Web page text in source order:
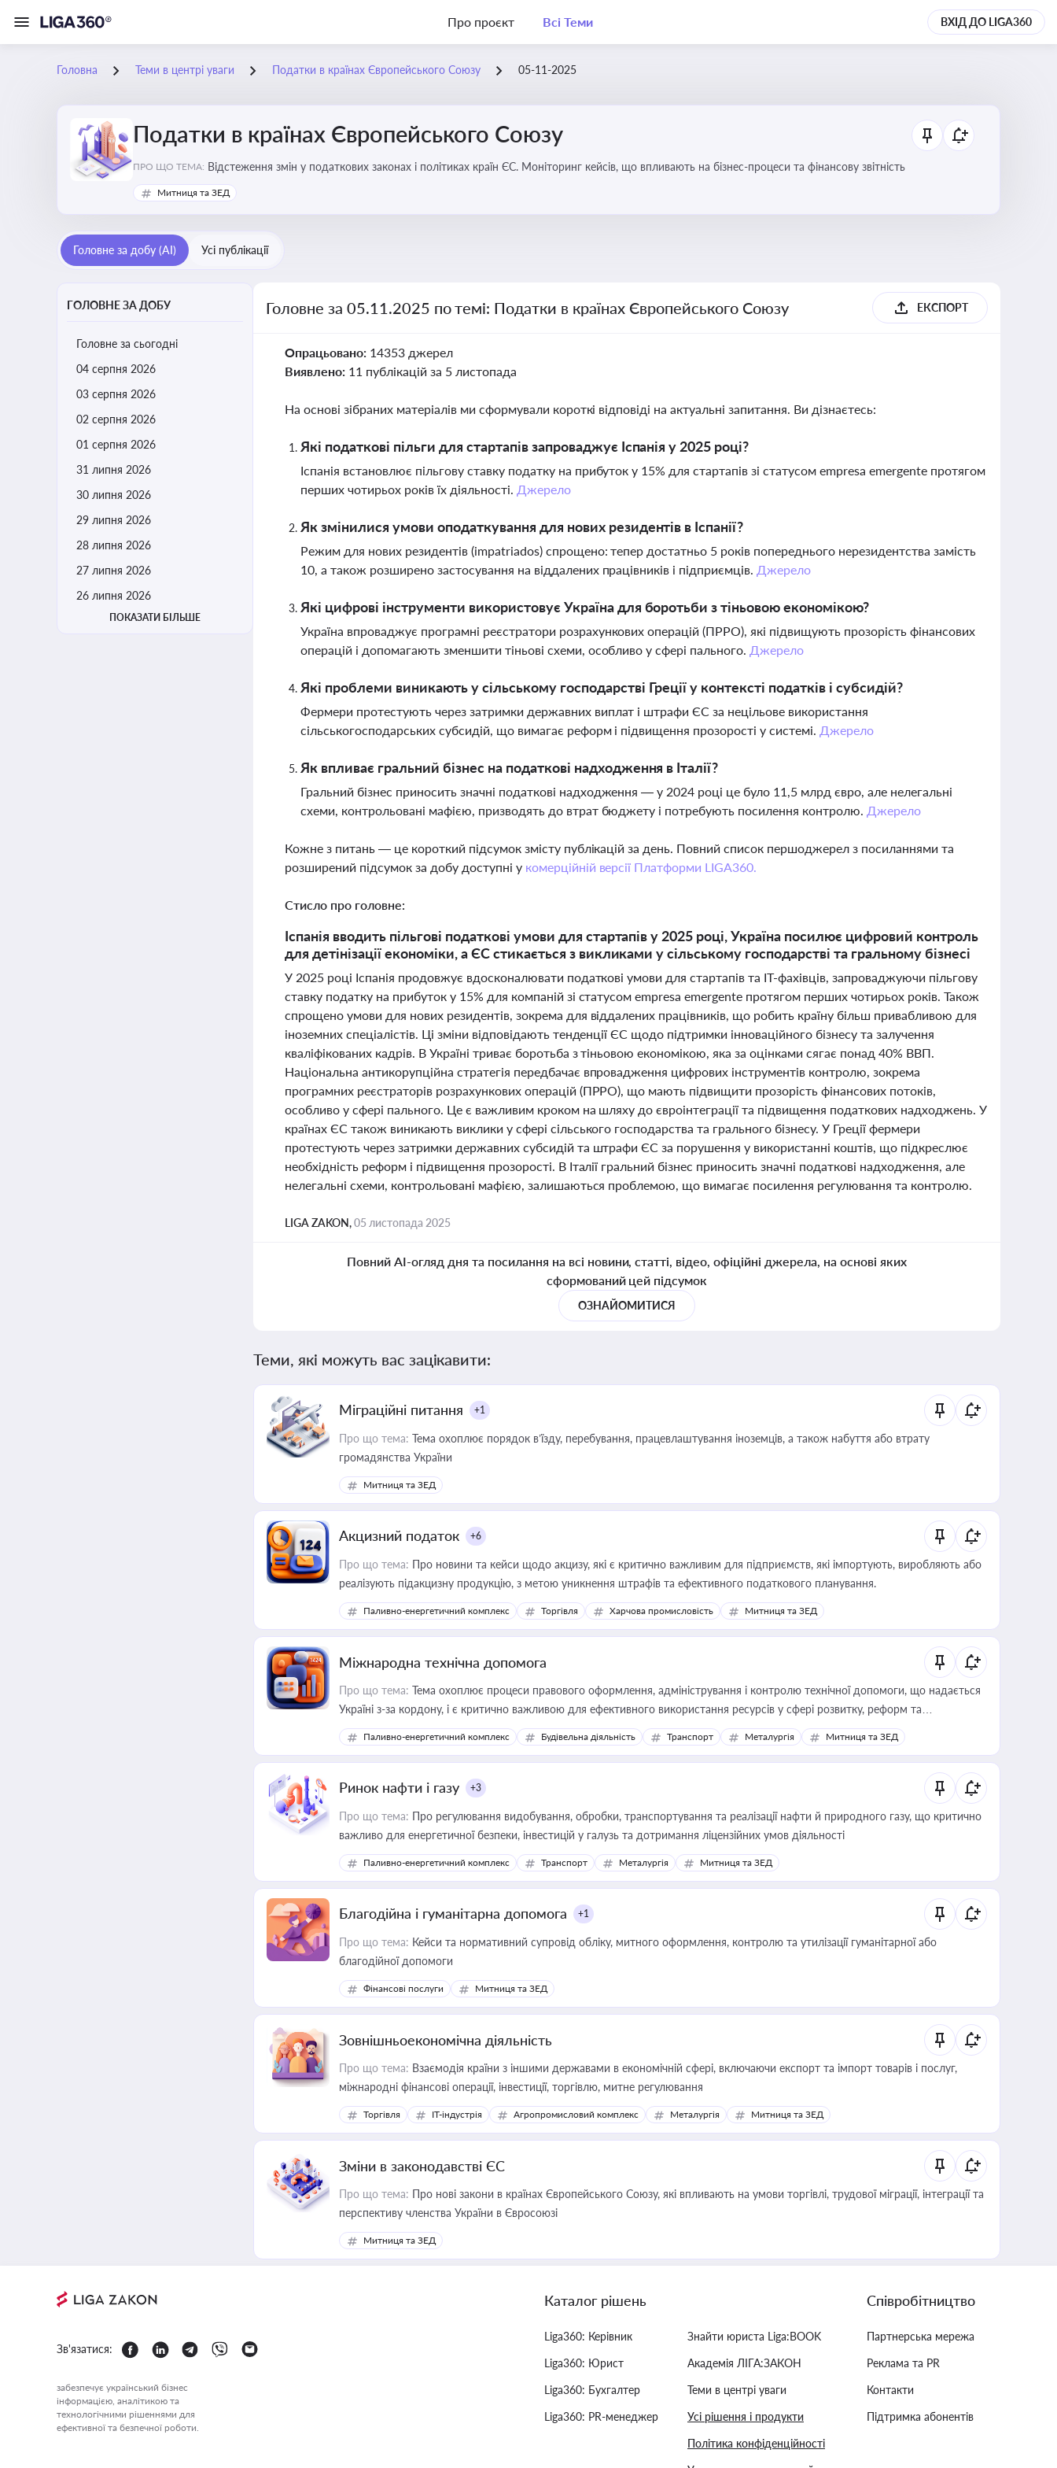
Про проєкт Всі Теми ВХІД ДО LIGA360
Головна Теми в центрі уваги Податки в країнах Європейського Союзу 05-11-2025
Податки в країнах Європейського Союзу
ПРО ЩО ТЕМА: Відстеження змін у податкових законах і політиках країн ЄС. Моніторинг кейсів, що впливають на бізнес-процеси та фінансову звітність
Митниця та ЗЕД
Головне за добу (AI) Усі публікації
ГОЛОВНЕ ЗА ДОБУ
Головне за сьогодні
04 серпня 2026
03 серпня 2026
02 серпня 2026
01 серпня 2026
31 липня 2026
30 липня 2026
29 липня 2026
28 липня 2026
27 липня 2026
26 липня 2026
ПОКАЗАТИ БІЛЬШЕ
Головне за 05.11.2025 по темі: Податки в країнах Європейського Союзу ЕКСПОРТ
Опрацьовано: 14353 джерел
Виявлено: 11 публікацій за 5 листопада
На основі зібраних матеріалів ми сформували короткі відповіді на актуальні запитання. Ви дізнаєтесь:
Які податкові пільги для стартапів запроваджує Іспанія у 2025 році?
Іспанія встановлює пільгову ставку податку на прибуток у 15% для стартапів зі статусом empresa emergente протягом
перших чотирьох років їх діяльності. Джерело
Як змінилися умови оподаткування для нових резидентів в Іспанії?
Режим для нових резидентів (impatriados) спрощено: тепер достатньо 5 років попереднього нерезидентства замість
10, а також розширено застосування на віддалених працівників і підприємців. Джерело
Які цифрові інструменти використовує Україна для боротьби з тіньовою економікою?
Україна впроваджує програмні реєстратори розрахункових операцій (ПРРО), які підвищують прозорість фінансових
операцій і допомагають зменшити тіньові схеми, особливо у сфері пального. Джерело
Які проблеми виникають у сільському господарстві Греції у контексті податків і субсидій?
Фермери протестують через затримки державних виплат і штрафи ЄС за нецільове використання
сільськогосподарських субсидій, що вимагає реформ і підвищення прозорості у системі. Джерело
Як впливає гральний бізнес на податкові надходження в Італії?
Гральний бізнес приносить значні податкові надходження — у 2024 році це було 11,5 млрд євро, але нелегальні
схеми, контрольовані мафією, призводять до втрат бюджету і потребують посилення контролю. Джерело
Кожне з питань — це короткий підсумок змісту публікацій за день. Повний список першоджерел з посиланнями та
розширений підсумок за добу доступні у комерційній версії Платформи LIGA360.
Стисло про головне:
Іспанія вводить пільгові податкові умови для стартапів у 2025 році, Україна посилює цифровий контроль
для детінізації економіки, а ЄС стикається з викликами у сільському господарстві та гральному бізнесі
У 2025 році Іспанія продовжує вдосконалювати податкові умови для стартапів та IT-фахівців, запроваджуючи пільгову
ставку податку на прибуток у 15% для компаній зі статусом empresa emergente протягом перших чотирьох років. Також
спрощено умови для нових резидентів, зокрема для віддалених працівників, що робить країну більш привабливою для
іноземних спеціалістів. Ці зміни відповідають тенденції ЄС щодо підтримки інноваційного бізнесу та залучення
кваліфікованих кадрів. В Україні триває боротьба з тіньовою економікою, яка за оцінками сягає понад 40% ВВП.
Національна антикорупційна стратегія передбачає впровадження цифрових інструментів контролю, зокрема
програмних реєстраторів розрахункових операцій (ПРРО), що мають підвищити прозорість фінансових потоків,
особливо у сфері пального. Це є важливим кроком на шляху до євроінтеграції та підвищення податкових надходжень. У
країнах ЄС також виникають виклики у сфері сільського господарства та грального бізнесу. У Греції фермери
протестують через затримки державних субсидій та штрафи ЄС за порушення у використанні коштів, що підкреслює
необхідність реформ і підвищення прозорості. В Італії гральний бізнес приносить значні податкові надходження, але
нелегальні схеми, контрольовані мафією, залишаються проблемою, що вимагає посилення регулювання та контролю.
LIGA ZAKON,05 листопада 2025
Повний AI-огляд дня та посилання на всі новини, статті, відео, офіційні джерела, на основі яких
сформований цей підсумок
ОЗНАЙОМИТИСЯ
Теми, які можуть вас зацікавити:
Міграційні питання +1
Про що тема: Тема охоплює порядок в’їзду, перебування, працевлаштування іноземців, а також набуття або втрату
громадянства України
Митниця та ЗЕД
Акцизний податок +6
Про що тема: Про новини та кейси щодо акцизу, які є критично важливим для підприємств, які імпортують, виробляють або
реалізують підакцизну продукцію, з метою уникнення штрафів та ефективного податкового планування.
Паливно-енергетичний комплекс Торгівля Харчова промисловість Митниця та ЗЕД
Міжнародна технічна допомога
Про що тема: Тема охоплює процеси правового оформлення, адміністрування і контролю технічної допомоги, що надається
Україні з-за кордону, і є критично важливою для ефективного використання ресурсів у сфері розвитку, реформ та
інфраструктурних проєктів
Паливно-енергетичний комплекс Будівельна діяльність Транспорт Металургія Митниця та ЗЕД
Ринок нафти і газу +3
Про що тема: Про регулювання видобування, обробки, транспортування та реалізації нафти й природного газу, що критично
важливо для енергетичної безпеки, інвестицій у галузь та дотримання ліцензійних умов діяльності
Паливно-енергетичний комплекс Транспорт Металургія Митниця та ЗЕД
Благодійна і гуманітарна допомога +1
Про що тема: Кейси та нормативний супровід обліку, митного оформлення, контролю та утилізації гуманітарної або
благодійної допомоги
Фінансові послуги Митниця та ЗЕД
Зовнішньоекономічна діяльність
Про що тема: Взаємодія країни з іншими державами в економічній сфері, включаючи експорт та імпорт товарів і послуг,
міжнародні фінансові операції, інвестиції, торгівлю, митне регулювання
Торгівля IT-індустрія Агропромисловий комплекс Металургія Митниця та ЗЕД
Зміни в законодавстві ЄС
Про що тема: Про нові закони в країнах Європейського Союзу, які впливають на умови торгівлі, трудової міграції, інтеграції та
перспективу членства України в Євросоюзі
Митниця та ЗЕД
Зв'язатися:
забезпечує український бізнес
інформацією, аналітикою та
технологічними рішеннями для
ефективної та безпечної роботи.
Каталог рішень
Liga360: Керівник
Liga360: Юрист
Liga360: Бухгалтер
Liga360: PR-менеджер
Знайти юриста Liga:BOOK
Академія ЛІГА:ЗАКОН
Теми в центрі уваги
Усі рішення і продукти
Політика конфіденційності
Співробітництво
Партнерська мережа
Реклама та PR
Контакти
Підтримка абонентів